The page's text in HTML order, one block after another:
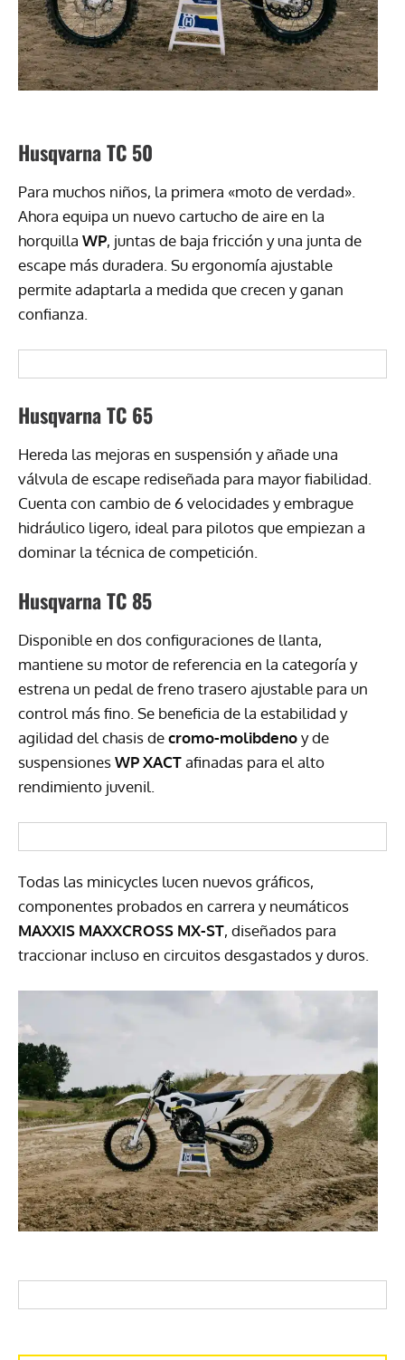
Husqvarna TC 50
Para muchos niños, la primera «moto de verdad».
Ahora equipa un nuevo cartucho de aire en la
horquilla WP, juntas de baja fricción y una junta de
escape más duradera. Su ergonomía ajustable
permite adaptarla a medida que crecen y ganan
confianza.
Husqvarna TC 65
Hereda las mejoras en suspensión y añade una
válvula de escape rediseñada para mayor fiabilidad.
Cuenta con cambio de 6 velocidades y embrague
hidráulico ligero, ideal para pilotos que empiezan a
dominar la técnica de competición.
Husqvarna TC 85
Disponible en dos configuraciones de llanta,
mantiene su motor de referencia en la categoría y
estrena un pedal de freno trasero ajustable para un
control más fino. Se beneficia de la estabilidad y
agilidad del chasis decromo-molibdenoy de
suspensionesWP XACTafinadas para el alto
rendimiento juvenil.
Todas las minicycles lucen nuevos gráficos,
componentes probados en carrera y neumáticos
MAXXIS MAXXCROSS MX-ST, diseñados para
traccionar incluso en circuitos desgastados y duros.